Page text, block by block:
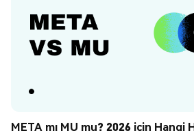
META mı MU mu? 2026 için Hangi